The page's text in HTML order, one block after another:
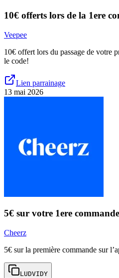
10€ offerts lors de la 1ere
Veepee
10€ offert lors du passage de votre
le code!
Lien parrainage
13 mai 2026
5€ sur votre 1ere commande
Cheerz
5€ sur la première commande sur
LUDVIDY